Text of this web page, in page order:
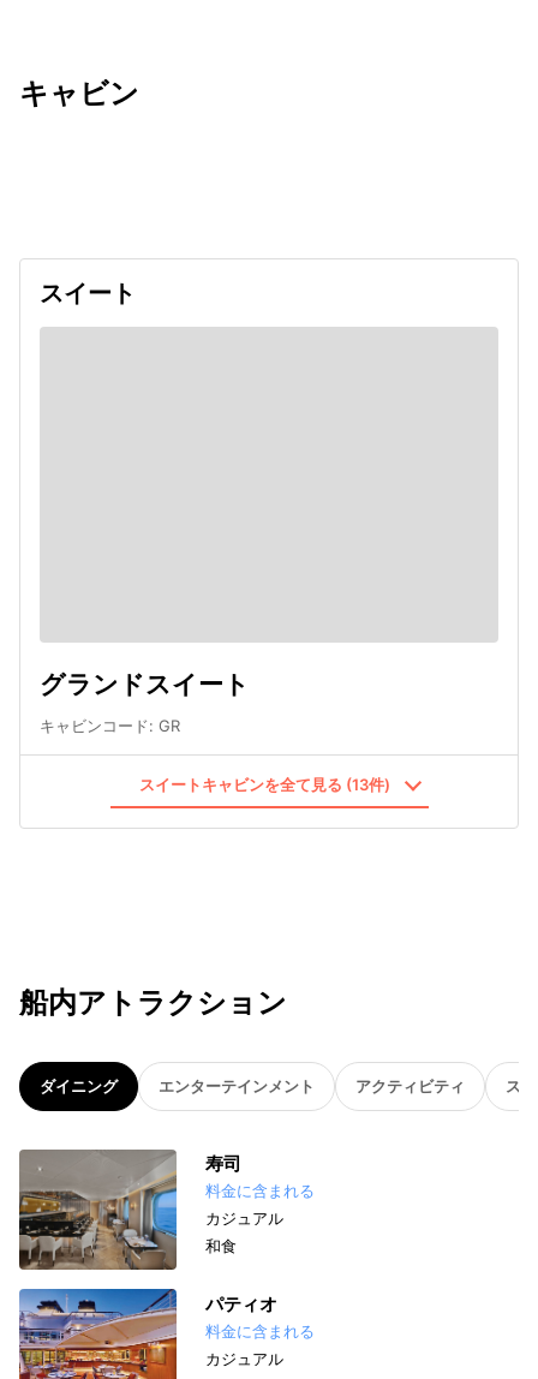
キャビン
スイート
グランドスイート
キャビンコード: GR
スイートキャビンを全て見る (13件)
船内アトラクション
ダイニング エンターテインメント アクティビティ ス
寿司
料金に含まれる
カジュアル
和食
パティオ
料金に含まれる
カジュアル